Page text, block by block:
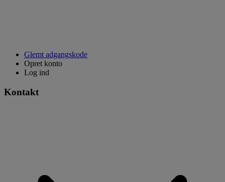
Glemt adgangskode
Opret konto
Log ind
Kontakt